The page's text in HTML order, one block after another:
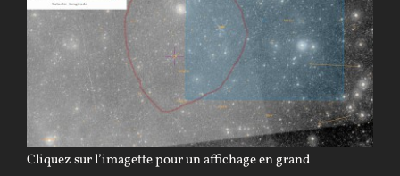
Cliquez sur l’imagette pour un affichage en grand